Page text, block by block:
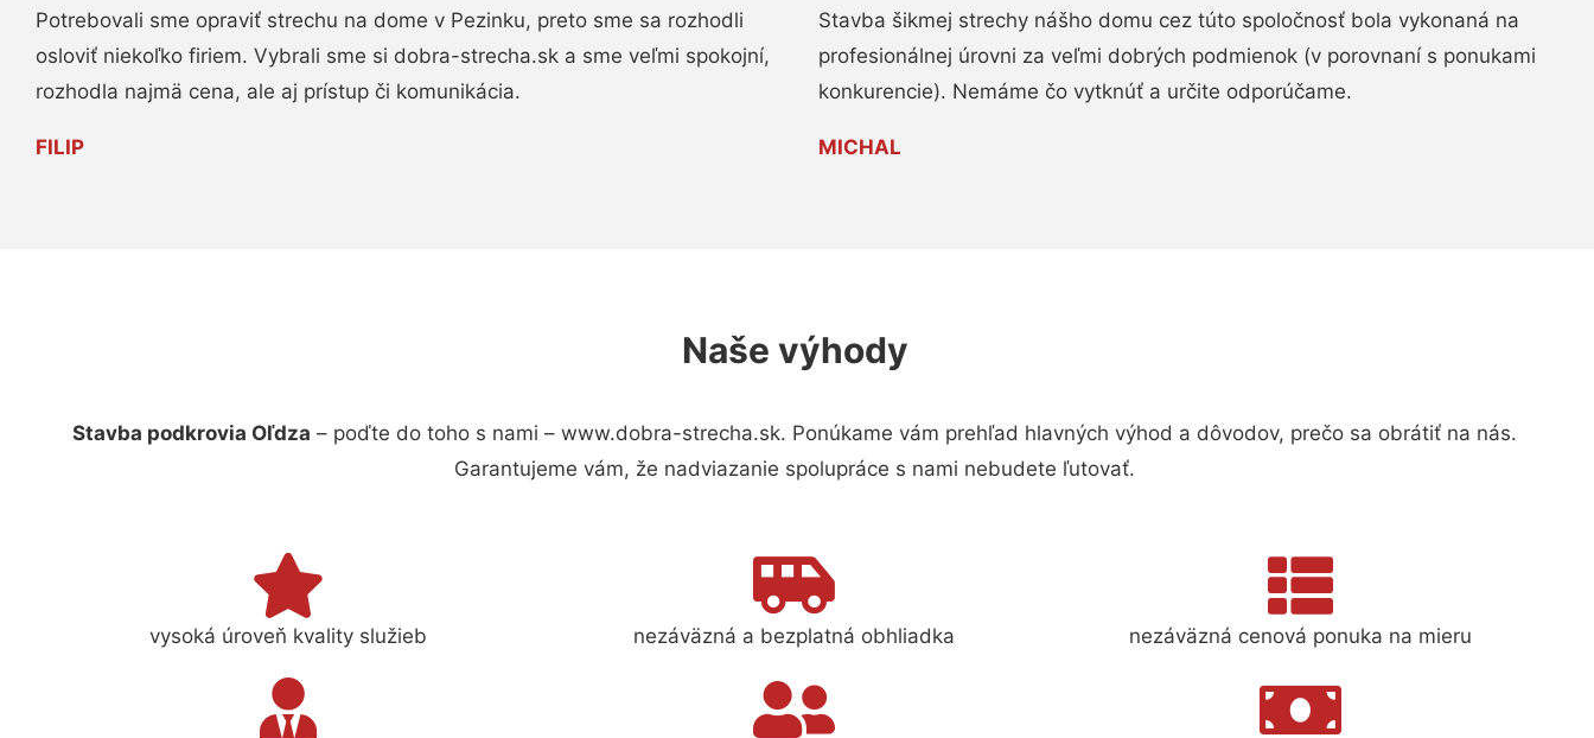
Potrebovali sme opraviť strechu na dome v Pezinku, preto sme sa rozhodli
osloviť niekoľko firiem. Vybrali sme si dobra-strecha.sk a sme veľmi spokojní,
rozhodla najmä cena, ale aj prístup či komunikácia.
FILIP
Stavba šikmej strechy nášho domu cez túto spoločnosť bola vykonaná na
profesionálnej úrovni za veľmi dobrých podmienok (v porovnaní s ponukami
konkurencie). Nemáme čo vytknúť a určite odporúčame.
MICHAL
Naše výhody
Stavba podkrovia Oľdza – poďte do toho s nami – www.dobra-strecha.sk. Ponúkame vám prehľad hlavných výhod a dôvodov, prečo sa obrátiť na nás.
Garantujeme vám, že nadviazanie spolupráce s nami nebudete ľutovať.
vysoká úroveň kvality služieb nezáväzná a bezplatná obhliadka nezáväzná cenová ponuka na mieru